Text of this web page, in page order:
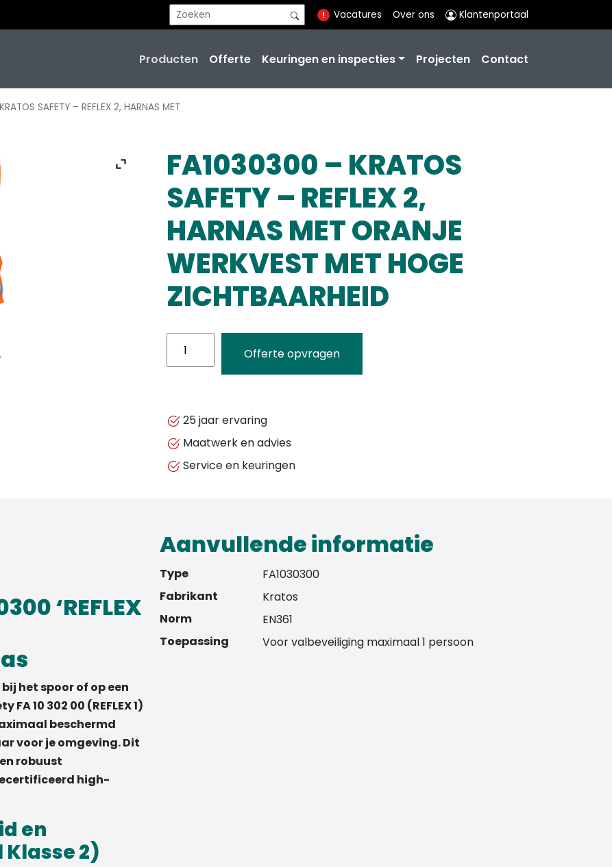
Vacatures Over ons Klantenportaal
Producten Offerte Keuringen en inspecties Projecten Contact
SAFETY – REFLEX 2, HARNAS MET
FA1030300 – KRATOS
SAFETY – REFLEX 2,
HARNAS MET ORANJE
WERKVEST MET HOGE
ZICHTBAARHEID
-
2,
HARNAS
MET
ZICHTBAARHEID
aantal
Offerte opvragen
25 jaar ervaring
Maatwerk en advies
Service en keuringen
‘REFLEX
het spoor of op een
10 302 00 (REFLEX 1)
beschermd
voor je omgeving. Dit
robuust
high-
en
Klasse 2)
Aanvullende informatie
Type
FA1030300
Fabrikant
Kratos
Norm
EN361
Toepassing
Voor valbeveiliging maximaal 1 persoon